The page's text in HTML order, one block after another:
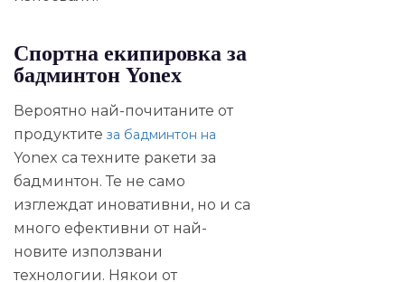
Спортна екипировка за
бадминтон Yonex
Вероятно най-почитаните от
продуктите за бадминтон на
Yonex са техните ракети за
бадминтон. Те не само
изглеждат иновативни, но и са
много ефективни от най-
новите използвани
технологии. Някои от